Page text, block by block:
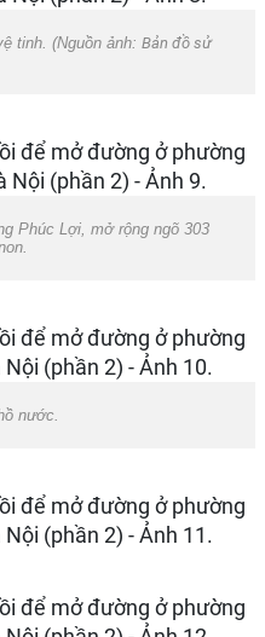
tinh. (Nguồn ảnh: Bản đồ sử
Phúc Lợi, mở rộng ngõ 303
nước.